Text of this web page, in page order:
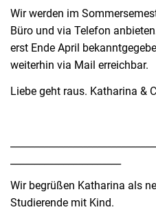
Wir werden im
Büro und via Telefon
erst Ende April
weiterhin via Mail erreichbar.
Liebe geht raus. Katharina &
Wir begrüßen Katharina als
Studierende mit Kind.